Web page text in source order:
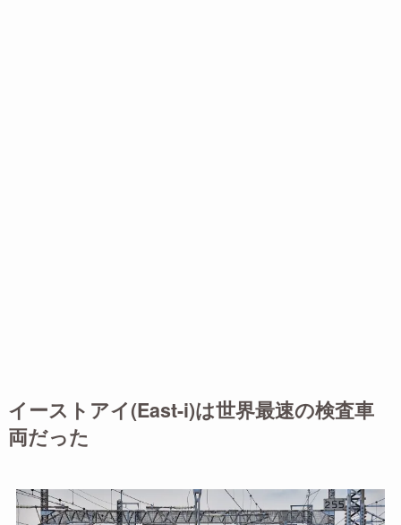
イーストアイ(East-i)は世界最速の検査車
両だった